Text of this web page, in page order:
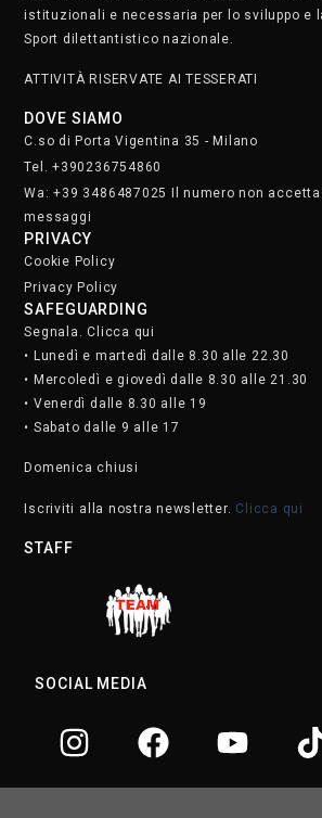
istituzionali e necessaria per lo sviluppo e
Sport dilettantistico nazionale.
ATTIVITÀ RISERVATE AI TESSERATI
DOVE SIAMO
C.so di Porta Vigentina 35 - Milano
Tel. +390236754860
Wa: +39 3486487025 Il numero non
messaggi
PRIVACY
Cookie Policy
Privacy Policy
SAFEGUARDING
Segnala. Clicca qui
• Lunedì e martedì dalle 8.30 alle 22.30
• Mercoledì e giovedì dalle 8.30 alle 21.30
• Venerdì dalle 8.30 alle 19
• Sabato dalle 9 alle 17
Domenica chiusi
Iscriviti alla nostra newsletter. Clicca qui
STAFF
SOCIAL MEDIA